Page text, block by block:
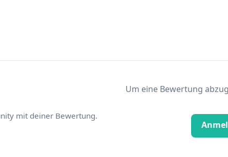
mit deiner Bewertung.
Um eine Bewertung